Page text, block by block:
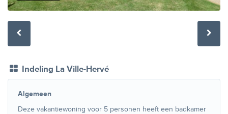
Indeling La Ville-Hervé
Algemeen
Deze vakantiewoning voor 5 personen heeft een badkamer